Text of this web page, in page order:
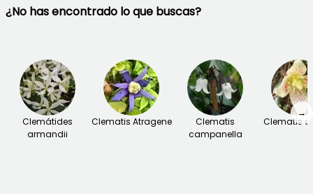
¿No has encontrado lo que buscas?
Clemátides
armandii
Clematis Atragene
Clematis
campanella
Clematis
→